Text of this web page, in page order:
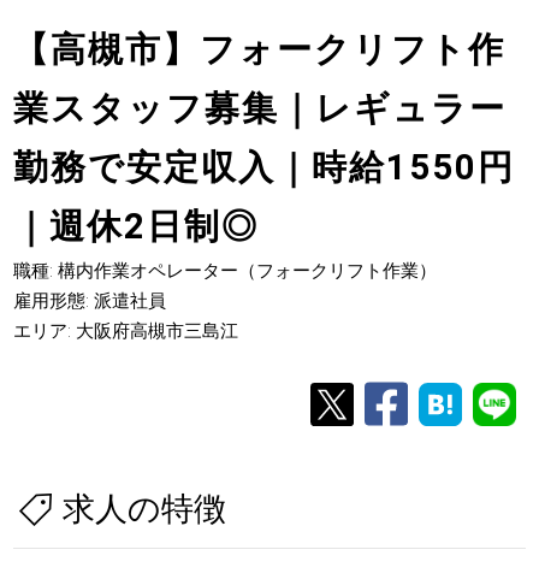
【高槻市】フォークリフト作
業スタッフ募集｜レギュラー
勤務で安定収入｜時給1550円
｜週休2日制◎
職種: 構内作業オペレーター（フォークリフト作業）
雇用形態: 派遣社員
エリア: 大阪府高槻市三島江
求人の特徴